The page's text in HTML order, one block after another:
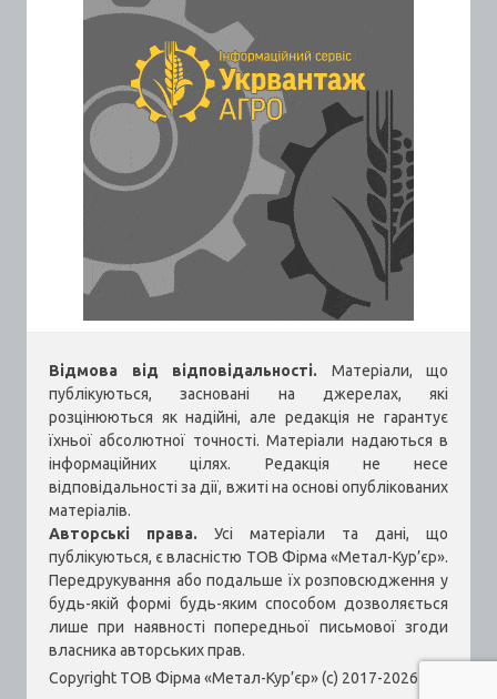
Відмова від відповідальності. Матеріали, що
публікуються, засновані на джерелах, які
розцінюються як надійні, але редакція не гарантує
їхньої абсолютної точності. Матеріали надаються в
інформаційних цілях. Редакція не несе
відповідальності за дії, вжиті на основі опублікованих
матеріалів.
Авторські права. Усі матеріали та дані, що
публікуються, є власністю ТОВ Фірма «Метал-Кур’єр».
Передрукування або подальше їх розповсюдження у
будь-якій формі будь-яким способом дозволяється
лише при наявності попередньої письмової згоди
власника авторських прав.
Copyright ТОВ Фірма «Метал-Кур’єр» (c) 2017-2026